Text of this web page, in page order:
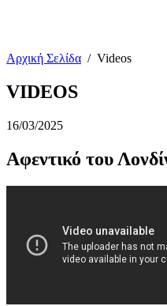
Αρχική Σελίδα / Videos
VIDEOS
16/03/2025
Αφεντικό του